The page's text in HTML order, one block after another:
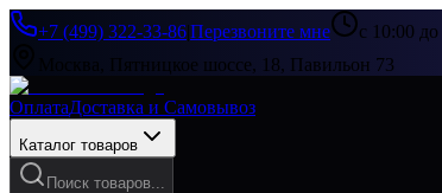
+7 (499) 322-33-86|Перезвоните мне
с 10:00
Москва, Пятницкое шоссе, 18, Павильон 73
ОплатаДоставка и Самовывоз
Каталог товаров
Поиск товаров...